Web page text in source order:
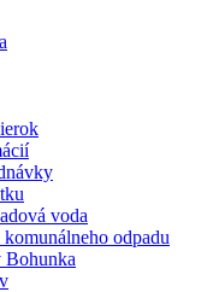
voda
odpadu
Bohunka